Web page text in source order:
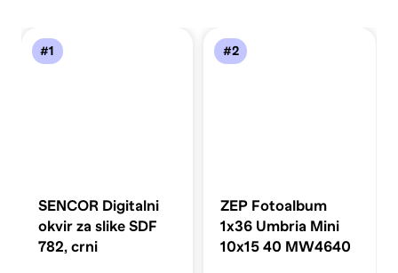
#1
SENCOR Digitalni
okvir za slike SDF
782, crni
#2
ZEP Fotoalbum
1x36 Umbria Mini
10x15 40 MW4640